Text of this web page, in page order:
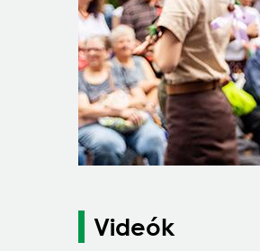
Videók